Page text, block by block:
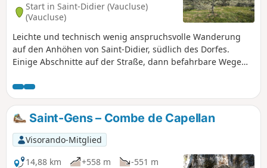
Start in Saint-Didier (Vaucluse)
(Vaucluse)
Leichte und technisch wenig anspruchsvolle Wanderung
auf den Anhöhen von Saint-Didier, südlich des Dorfes.
Einige Abschnitte auf der Straße, dann befahrbare Wege
Jahreszeit möglich, bei Regen ist jedoch Vorsicht vor
Schlamm geboten.
Saint-Gens – Combe de Capellan
Visorando-Mitglied
14,88 km
+558 m
-551 m